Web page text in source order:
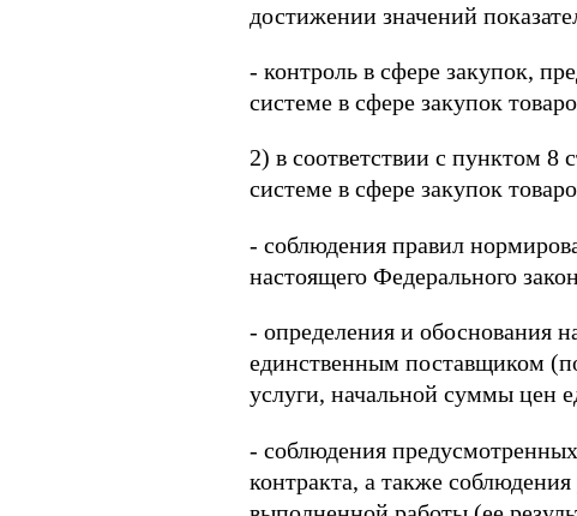
достижении значений
- контроль в сфере закупок,
системе в сфере закупок
2) в соответствии с пунктом 8
системе в сфере закупок
- соблюдения правил
настоящего Федерального
- определения и обоснования
единственным поставщиком
услуги, начальной суммы цен
- соблюдения
контракта, а также соблюдения